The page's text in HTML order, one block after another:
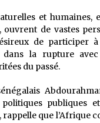
touareg)
5 ans ago
Un conte targui/ Quand la
5 ans ago
Tradition orale/ D’où
et humaines,
ouvrent de vastes
de participer
dans la rupture
du passé.
politiques publiques
rappelle que l’Afrique